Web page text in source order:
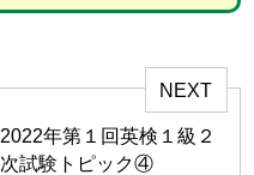
NEXT
2022年第１回英検１級２
次試験トピック④